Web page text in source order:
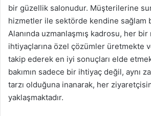
bir güzellik salonudur. Müşterilerine
hizmetler ile sektörde kendine sağlam
Alanında uzmanlaşmış kadrosu, her
ihtiyaçlarına özel çözümler üretmekte
takip ederek en iyi sonuçları elde
bakımın sadece bir ihtiyaç değil, aynı
tarzı olduğuna inanarak, her
yaklaşmaktadır.